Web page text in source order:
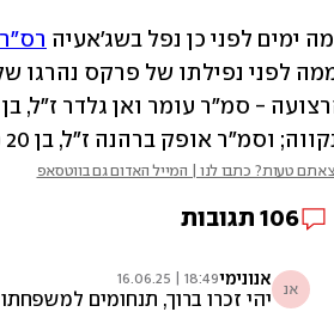
ימים לפני כן נפל בשג'אעיה
וסמ"ר אופק ברהנה ז"ל, בן 20 מיבנה.
טעות? כתבו לנו | המייל האדום גם בווטסאפ
106 תגובות
אנ אנונימי18:49 | 16.06.25
יהי זכרו ברוך, תנחומים למשפחתו